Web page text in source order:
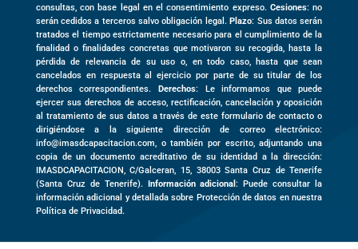
consultas, con base legal en el consentimiento expreso. Cesiones: no
serán cedidos a terceros salvo obligación legal.Plazo: Sus datos serán
tratados el tiempo estrictamente necesario para el cumplimiento de la
finalidad o finalidades concretas que motivaron su recogida, hasta la
pérdida de relevancia de su uso o, en todo caso, hasta que sean
cancelados en respuesta al ejercicio por parte de su titular de los
derechos correspondientes. Derechos: Le informamos que puede
ejercer sus derechos de acceso, rectificación, cancelación y oposición
al tratamiento de sus datos a través de este formulario de contacto o
dirigiéndose a la siguiente dirección de correo electrónico:
info@imasdcapacitacion.com, o también por escrito, adjuntando una
copia de un documento acreditativo de su identidad a la dirección:
IMASDCAPACITACION,C/Galceran, 15 38003Santa Cruz de Tenerife
(Santa Cruz de Tenerife). Información adicional: Puede consultar la
información adicional y detallada sobre Protección de datos en nuestra
Política de Privacidad.